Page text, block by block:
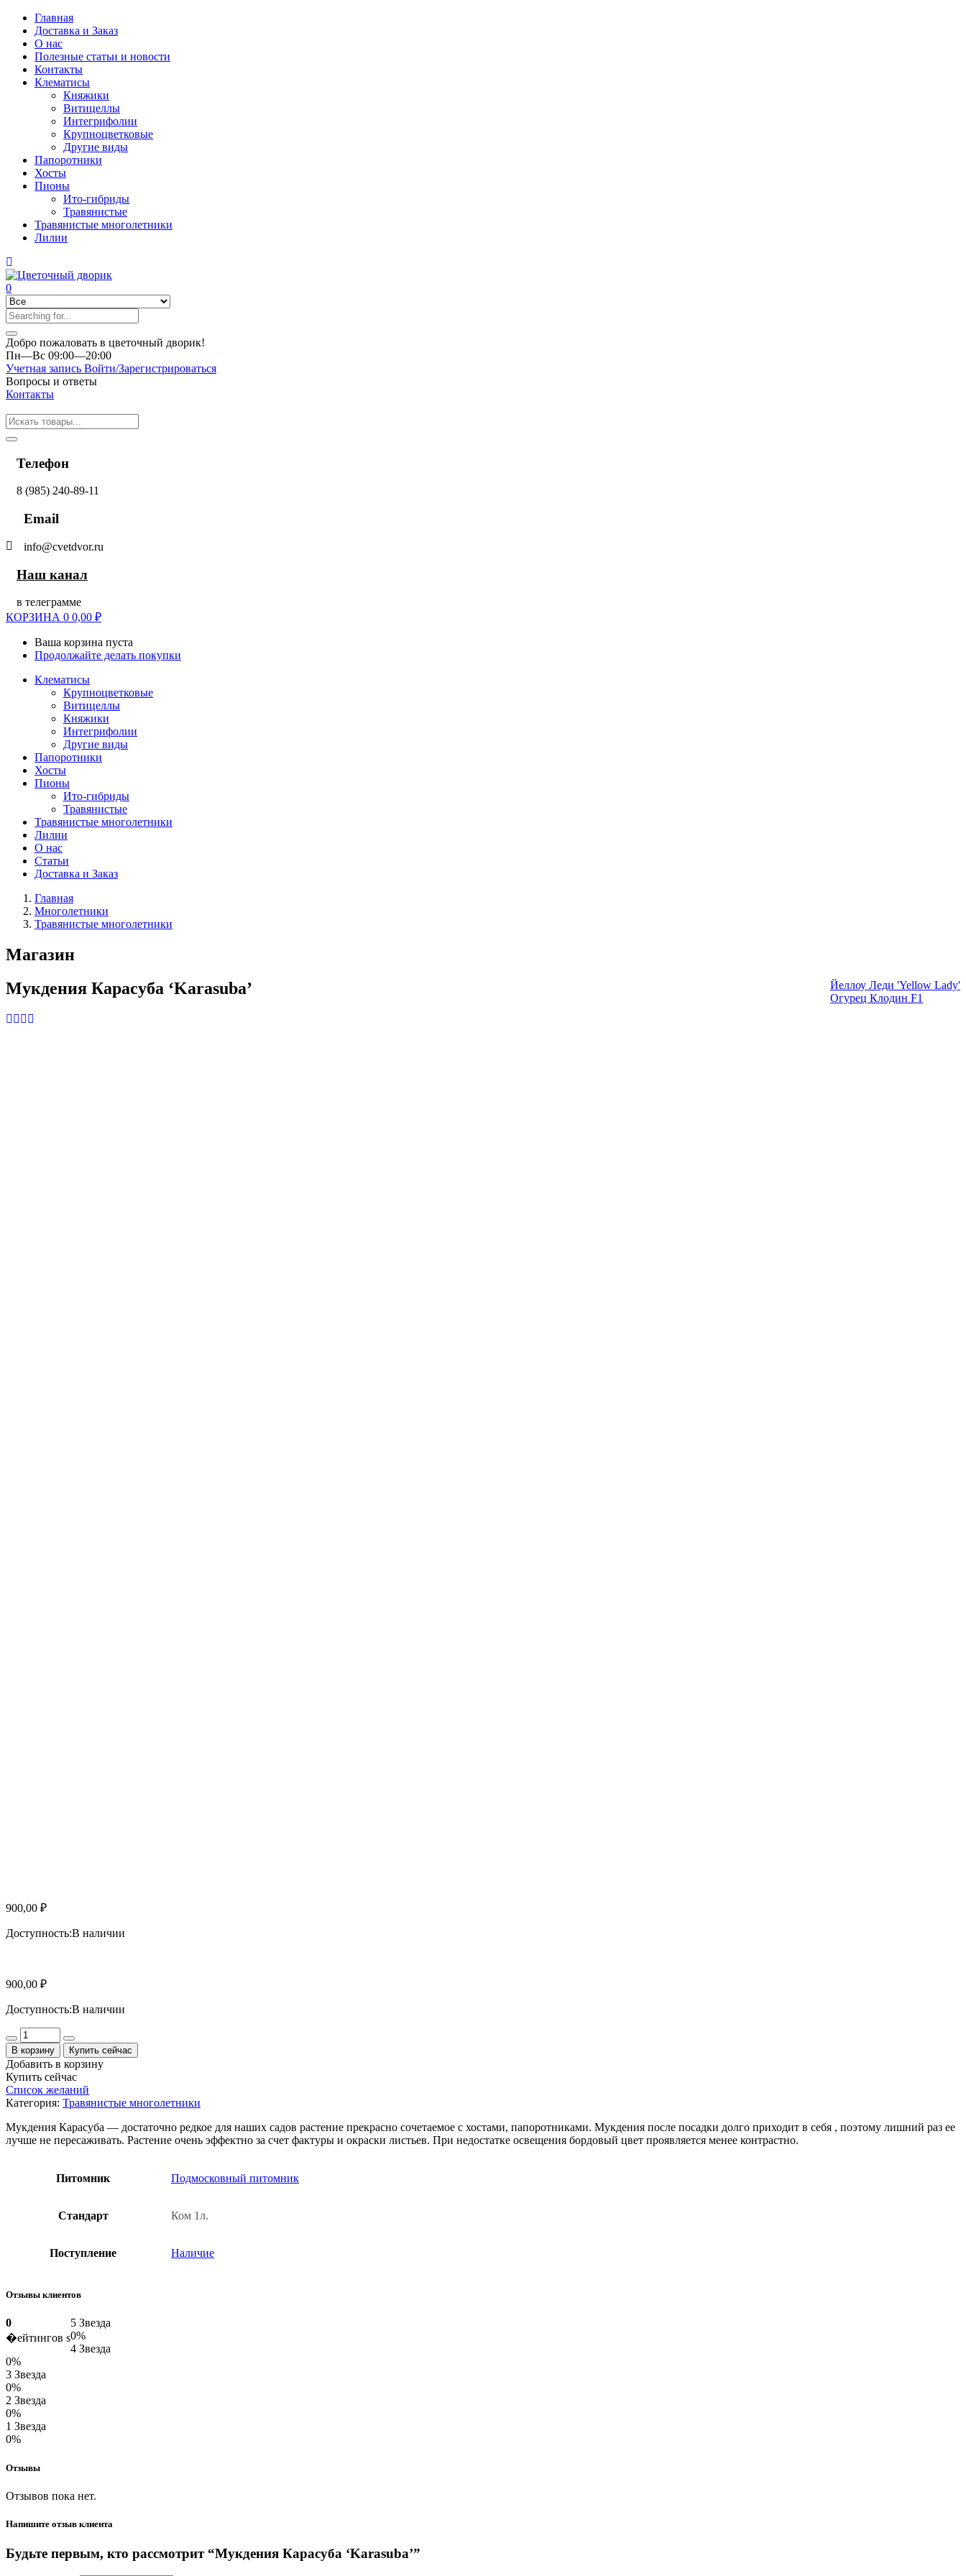
Главная
Доставка и Заказ
О нас
Полезные статьи и новости
Контакты
Клематисы
Княжики
Витицеллы
Интегрифолии
Крупноцветковые
Другие виды
Папоротники
Хосты
Пионы
Ито-гибриды
Травянистые
Травянистые многолетники
Лилии
0
Добро пожаловать в цветочный дворик!
Пн—Вс 09:00—20:00
Учетная запись Войти/Зарегистрироваться
Вопросы и ответы
Контакты
Телефон
8 (985) 240-89-11
Email
info@cvetdvor.ru
Наш канал
в телеграмме
КОРЗИНА 0 0,00 ₽
Ваша корзина пуста
Продолжайте делать покупки
Клематисы
Крупноцветковые
Витицеллы
Княжики
Интегрифолии
Другие виды
Папоротники
Хосты
Пионы
Ито-гибриды
Травянистые
Травянистые многолетники
Лилии
О нас
Статьи
Доставка и Заказ
Главная
Многолетники
Травянистые многолетники
Магазин
Йеллоу Леди 'Yellow Lady'
Огурец Клодин F1
Мукдения Карасуба ‘Karasuba’
900,00 ₽
Доступность:В наличии
900,00 ₽
Доступность:В наличии
Количество
В корзину Купить сейчас
Добавить в корзину
Купить сейчас
Список желаний
Категория: Травянистые многолетники
Мукдения Карасуба — достаточно редкое для наших садов растение прекрасно сочетаемое с хостами, папоротниками. Мукдения после посадки долго приходит в себя , поэтому лишний раз ее
лучше не пересаживать. Растение очень эффектно за счет фактуры и окраски листьев. При недостатке освещения бордовый цвет проявляется менее контрастно.
Питомник Подмосковный питомник
Стандарт Ком 1л.
Поступление Наличие
Отзывы клиентов
0
�ейтингов s
5 Звезда
0%
4 Звезда
0%
3 Звезда
0%
2 Звезда
0%
1 Звезда
0%
Отзывы
Отзывов пока нет.
Напишите отзыв клиента
Будьте первым, кто рассмотрит “Мукдения Карасуба ‘Karasuba’”